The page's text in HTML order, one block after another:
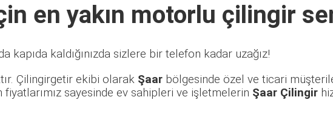
en yakın motorlu çilingir
kapıda kaldığınızda sizlere bir telefon kadar uzağız!
Çilingirgetir ekibi olarak Şaar bölgesinde özel ve ticari
sayesinde ev sahipleri ve işletmelerin Şaar Çilingir